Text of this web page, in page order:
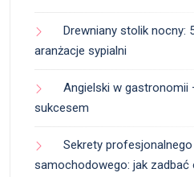
Drewniany stolik nocny:
aranżacje sypialni
Angielski w gastronomii
sukcesem
Sekrety
samochodowego: jak zadbać